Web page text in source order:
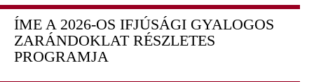
ÍME A 2026-OS IFJÚSÁGI GYALOGOS
ZARÁNDOKLAT RÉSZLETES
PROGRAMJA